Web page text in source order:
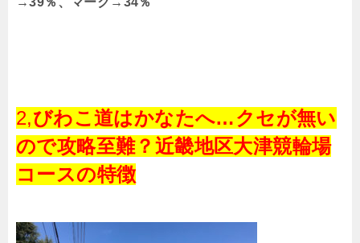
2,びわこ道はかなたへ…クセが無い
ので攻略至難？近畿地区大津競輪場
コースの特徴